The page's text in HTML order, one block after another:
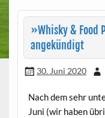
»Whisky & Food
angekündigt
30. Juni 2020
Nach dem sehr
Juni (wir haben